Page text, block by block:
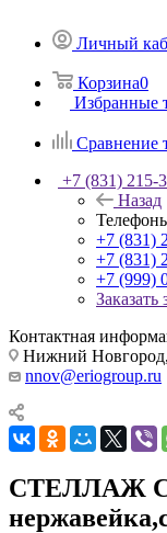
Личный
Корзина0
Избранные
Сравнение
+7 (831) 215-
Назад
+7 (831)
+7 (831)
+7 (999)
Заказать
Контактная
Нижний Новгород,
nnov@eriogroup.ru
СТЕЛЛАЖ